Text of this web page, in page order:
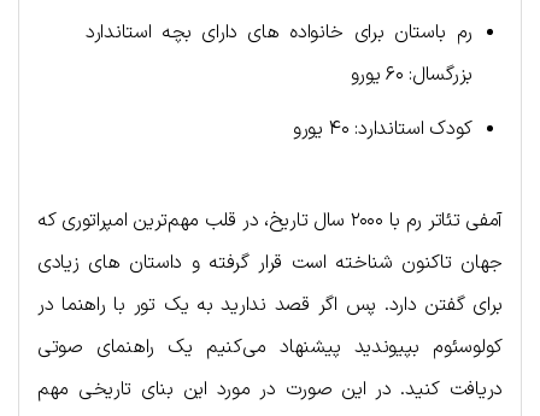
رم باستان برای خانواده های دارای بچه استاندارد
بزرگسال: ۶۰ یورو
کودک استاندارد: ۴۰ یورو
آمفی تئاتر رم با ۲۰۰۰ سال تاریخ، در قلب مهم‌ترین امپراتوری که
جهان تاکنون شناخته است قرار گرفته و داستان های زیادی
برای گفتن دارد. پس اگر قصد ندارید به یک تور با راهنما در
کولوسئوم بپیوندید پیشنهاد می‌کنیم یک راهنمای صوتی
دریافت کنید. در این صورت در مورد این بنای تاریخی مهم